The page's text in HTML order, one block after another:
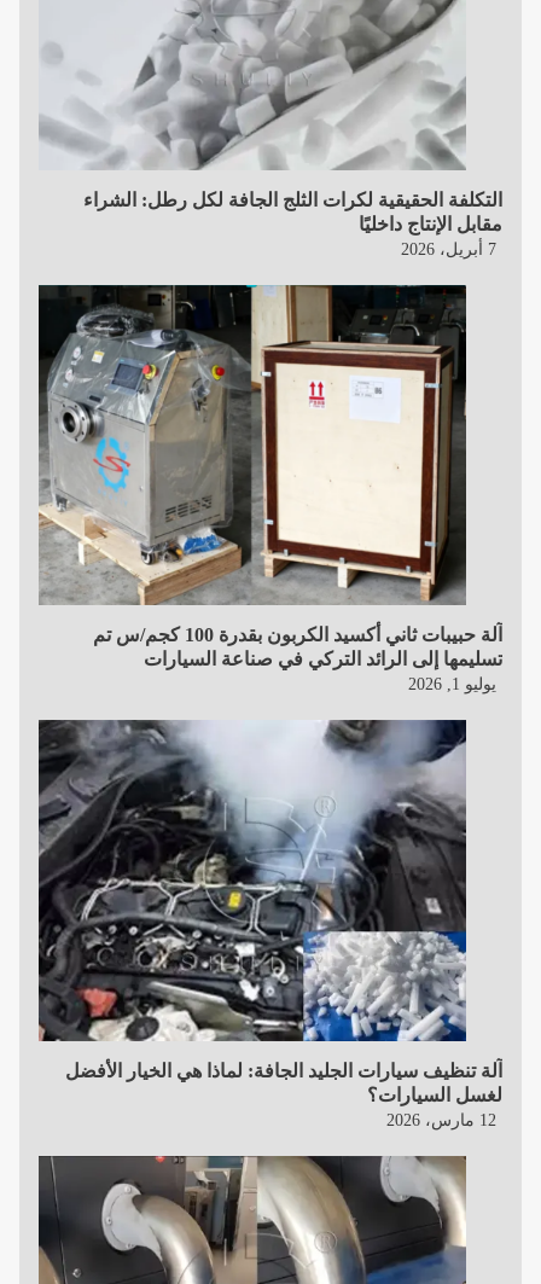
التكلفة الحقيقية لكرات الثلج الجافة لكل رطل: الشراء
مقابل الإنتاج داخليًا
7 أبريل، 2026
آلة حبيبات ثاني أكسيد الكربون بقدرة 100 كجم/س تم
تسليمها إلى الرائد التركي في صناعة السيارات
يوليو 1, 2026
آلة تنظيف سيارات الجليد الجافة: لماذا هي الخيار الأفضل
لغسل السيارات؟
12 مارس، 2026